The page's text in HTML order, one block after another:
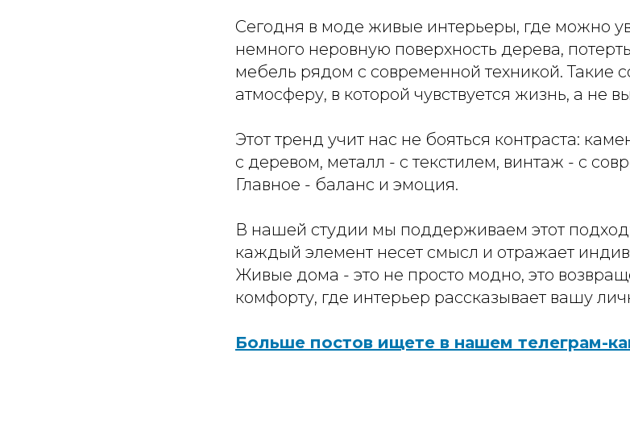
Сегодня в моде живые интерьеры, где можно
немного неровную поверхность дерева,
мебель рядом с современной техникой. Такие
атмосферу, в которой чувствуется жизнь, а не
Этот тренд учит нас не бояться контраста:
с деревом, металл - с текстилем, винтаж - с
Главное - баланс и эмоция.
В нашей студии мы поддерживаем этот
каждый элемент несет смысл и отражает
Живые дома - это не просто модно, это
комфорту, где интерьер рассказывает вашу
Больше постов ищете в нашем телеграм-